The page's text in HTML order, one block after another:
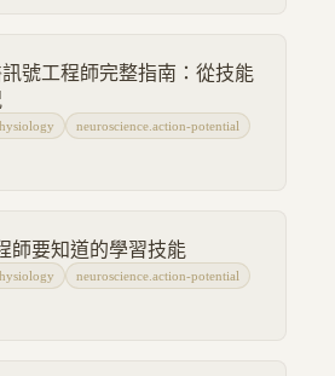
訊號工程師完整指南：從技能
neuroscience.action-potential
師要知道的學習技能
neuroscience.action-potential